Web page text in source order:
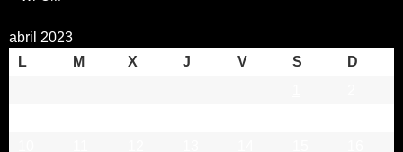
abril 2023
L
M X J V S
D